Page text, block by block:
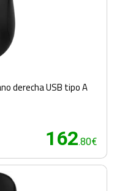
derecha USB tipo A
162.80€